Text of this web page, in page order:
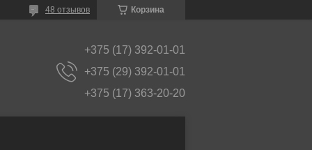
Корзина
48 отзывов
+375 (17) 392-01-01
+375 (29) 392-01-01
+375 (17) 363-20-20